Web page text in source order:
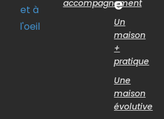
et à
l'oeil
accompagnement
e
Un
maison
+
pratique
Une
maison
évolutive